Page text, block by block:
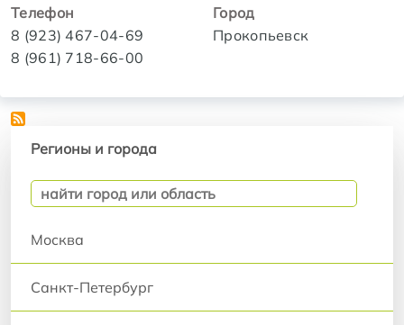
Телефон
8 (923) 467-04-69
8 (961) 718-66-00
Город
Прокопьевск
Регионы и города
Москва
Санкт-Петербург